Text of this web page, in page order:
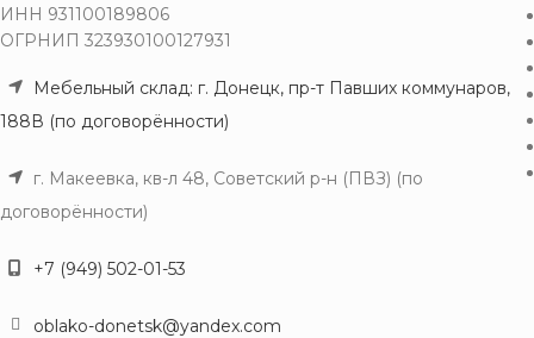
ИНН 931100189806
ОГРНИП 323930100127931
Мебельный склад: г. Донецк, пр-т Павших коммунаров,
188В (по договорённости)
г. Макеевка, кв-л 48, Советский р-н (ПВЗ) (по
договорённости)
+7 (949) 502-01-53
oblako-donetsk@yandex.com